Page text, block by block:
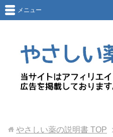
メニュー
やさしい薬の説明書 TOP